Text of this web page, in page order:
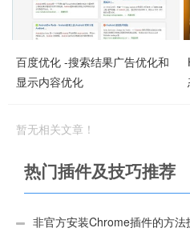
百度优化 -搜索结果广告优化和
显示内容优化
暂无相关文章！
热门插件及技巧推荐
非官方安装Chrome插件的方法